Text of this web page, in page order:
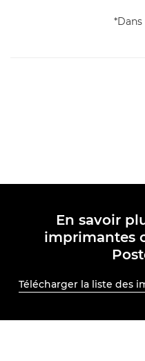
*Dans
En savoir
imprimantes
Télécharger la liste des